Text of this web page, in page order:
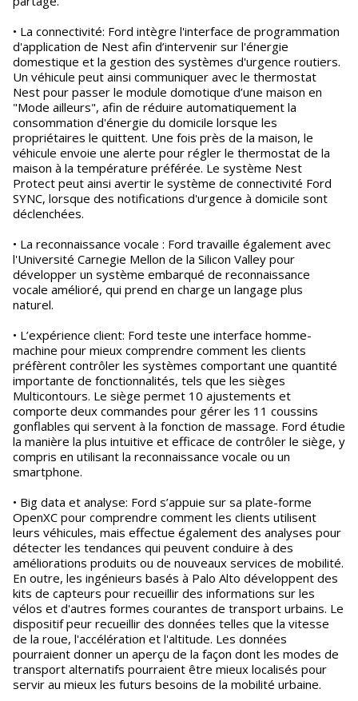
• La connectivité: Ford intègre l'interface de programmation
d'application de Nest afin d’intervenir sur l'énergie
domestique et la gestion des systèmes d'urgence routiers.
Un véhicule peut ainsi communiquer avec le thermostat
Nest pour passer le module domotique d’une maison en
"Mode ailleurs", afin de réduire automatiquement la
consommation d'énergie du domicile lorsque les
propriétaires le quittent. Une fois près de la maison, le
véhicule envoie une alerte pour régler le thermostat de la
maison à la température préférée. Le système Nest
Protect peut ainsi avertir le système de connectivité Ford
SYNC, lorsque des notifications d'urgence à domicile sont
déclenchées.
• La reconnaissance vocale : Ford travaille également avec
l'Université Carnegie Mellon de la Silicon Valley pour
développer un système embarqué de reconnaissance
vocale amélioré, qui prend en charge un langage plus
naturel.
• L’expérience client: Ford teste une interface homme-
machine pour mieux comprendre comment les clients
préfèrent contrôler les systèmes comportant une quantité
importante de fonctionnalités, tels que les sièges
Multicontours. Le siège permet 10 ajustements et
comporte deux commandes pour gérer les 11 coussins
gonflables qui servent à la fonction de massage. Ford étudie
la manière la plus intuitive et efficace de contrôler le siège, y
compris en utilisant la reconnaissance vocale ou un
smartphone.
• Big data et analyse: Ford s’appuie sur sa plate-forme
OpenXC pour comprendre comment les clients utilisent
leurs véhicules, mais effectue également des analyses pour
détecter les tendances qui peuvent conduire à des
améliorations produits ou de nouveaux services de mobilité.
En outre, les ingénieurs basés à Palo Alto développent des
kits de capteurs pour recueillir des informations sur les
vélos et d'autres formes courantes de transport urbains. Le
dispositif peur recueillir des données telles que la vitesse
de la roue, l'accélération et l'altitude. Les données
pourraient donner un aperçu de la façon dont les modes de
transport alternatifs pourraient être mieux localisés pour
servir au mieux les futurs besoins de la mobilité urbaine.